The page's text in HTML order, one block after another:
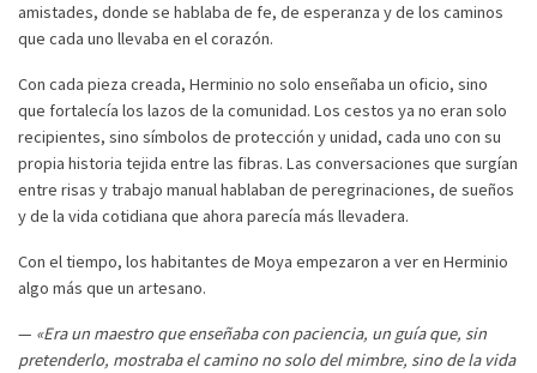
amistades, donde se hablaba de fe, de esperanza y de los caminos
que cada uno llevaba en el corazón.
Con cada pieza creada, Herminio no solo enseñaba un oficio, sino
que fortalecía los lazos de la comunidad. Los cestos ya no eran solo
recipientes, sino símbolos de protección y unidad, cada uno con su
propia historia tejida entre las fibras. Las conversaciones que surgían
entre risas y trabajo manual hablaban de peregrinaciones, de sueños
y de la vida cotidiana que ahora parecía más llevadera.
Con el tiempo, los habitantes de Moya empezaron a ver en Herminio
algo más que un artesano.
— «Era un maestro que enseñaba con paciencia, un guía que, sin
pretenderlo, mostraba el camino no solo del mimbre, sino de la vida